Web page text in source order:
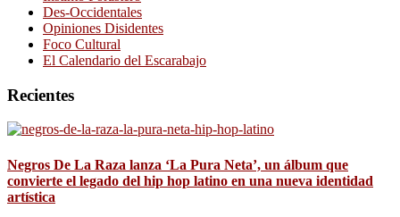
Des-Occidentales
Opiniones Disidentes
Foco Cultural
El Calendario del Escarabajo
Recientes
Negros De La Raza lanza ‘La Pura Neta’, un álbum que
convierte el legado del hip hop latino en una nueva identidad
artística